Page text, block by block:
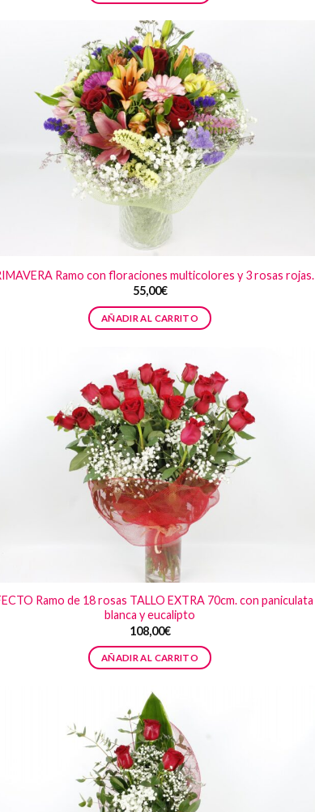
Ramo con floraciones multicolores y 3 rosas rojas.
55,00€
AÑADIR AL CARRITO
Ramo de 18 rosas TALLO EXTRA 70cm. con paniculata
blanca y eucalipto
108,00€
AÑADIR AL CARRITO